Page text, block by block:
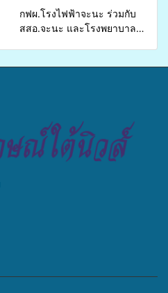
กฟผ.โรงไฟฟ้าจะนะ ร่วมกับ
สสอ.จะนะ และโรงพยาบาล